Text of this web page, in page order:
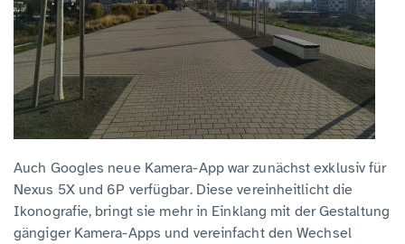
Auch Googles neue Kamera-App war zunächst exklusiv für
Nexus 5X und 6P verfügbar. Diese vereinheitlicht die
Ikonografie, bringt sie mehr in Einklang mit der Gestaltung
gängiger Kamera-Apps und vereinfacht den Wechsel